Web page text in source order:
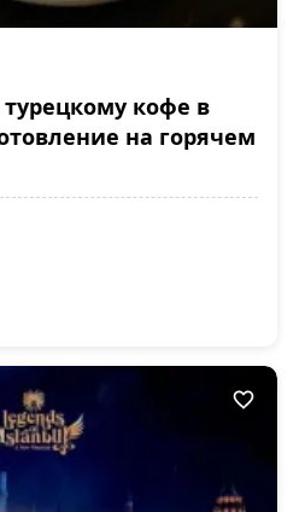
турецкому кофе в
на горячем